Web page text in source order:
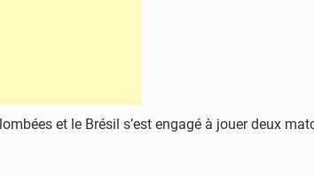
et le Brésil s’est engagé à jouer deux